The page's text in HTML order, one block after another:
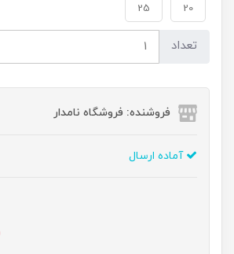
20
25
تعداد
فروشنده: فروشگاه نامدار
آماده ارسال